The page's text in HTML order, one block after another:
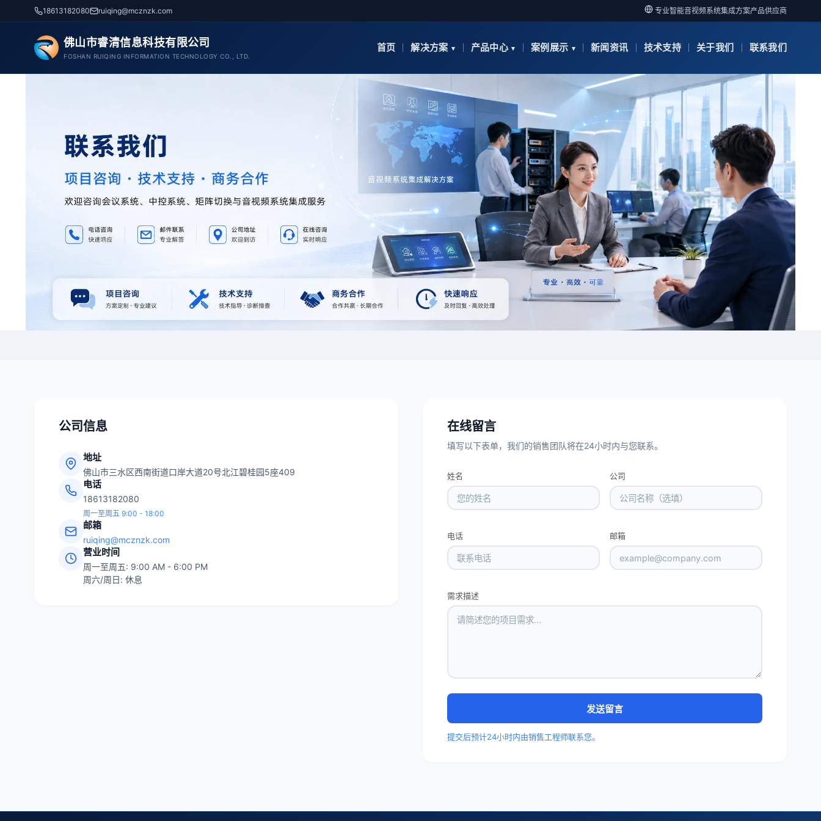
18613182080 ruiqing@mcznzk.com 专业智能音视频系统集成方案产品供应商
佛山市睿清信息科技有限公司
FOSHAN RUIQING INFORMATION TECHNOLOGY CO., LTD.
首页 解决方案 产品中心 案例展示 新闻资讯 技术支持 关于我们 联系我们
公司信息
地址
佛山市三水区西南街道口岸大道20号北江碧桂园5座409
电话
18613182080
周一至周五 9:00 - 18:00
邮箱
ruiqing@mcznzk.com
营业时间
周一至周五: 9:00 AM - 6:00 PM
周六/周日: 休息
在线留言
填写以下表单，我们的销售团队将在24小时内与您联系。
姓名 公司
电话 邮箱
需求描述
发送留言
提交后预计24小时内由销售工程师联系您。